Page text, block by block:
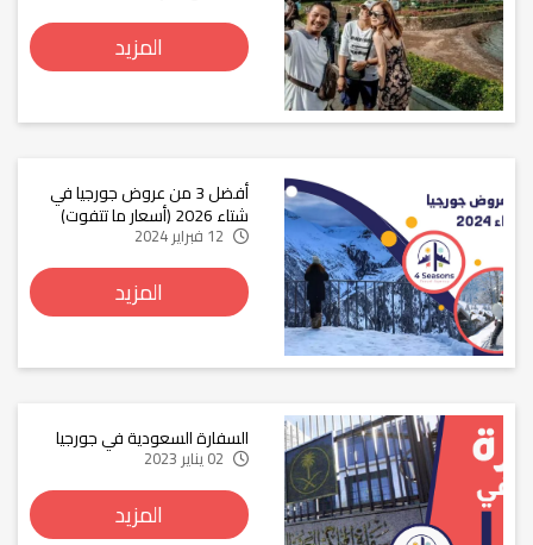
المزيد
أفضل 3 من عروض جورجيا في
شتاء 2026 (أسعار ما تتفوت)
المزيد
السفارة السعودية في جورجيا
المزيد